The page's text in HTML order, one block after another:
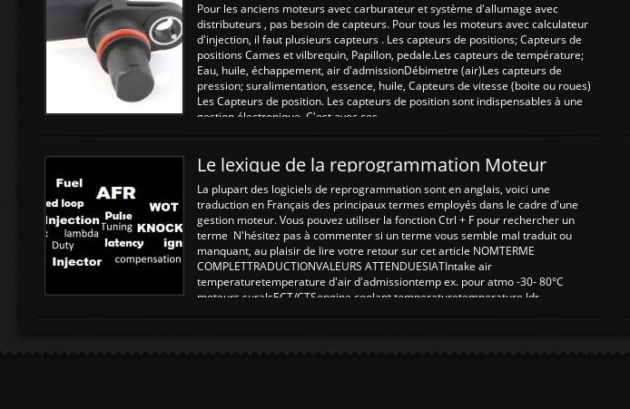
Pour les anciens moteurs avec carburateur et système d'allumage avec
distributeurs , pas besoin de capteurs. Pour tous les moteurs avec calculateur
d'injection, il faut plusieurs capteurs . Les capteurs de positions; Capteurs de
positions Cames et vilbrequin, Papillon, pedale.Les capteurs de température;
Eau, huile, échappement, air d'admissionDébimetre (air)Les capteurs de
pression; suralimentation, essence, huile, Capteurs de vitesse (boite ou roues)
Les Capteurs de position. Les capteurs de position sont indispensables à une
gestion électronique. C'est avec ces ...
Le lexique de la reprogrammation Moteur
La plupart des logiciels de reprogrammation sont en anglais, voici une
traduction en Français des principaux termes employés dans le cadre d'une
gestion moteur. Vous pouvez utiliser la fonction Ctrl + F pour rechercher un
terme N'hésitez pas à commenter si un terme vous semble mal traduit ou
manquant, au plaisir de lire votre retour sur cet article NOMTERME
COMPLETTRADUCTIONVALEURS ATTENDUESIATIntake air
temperaturetemperature d'air d'admissiontemp ex. pour atmo -30- 80°C
moteurs suralsECT/CTSengine coolant temperaturetemperature ldr